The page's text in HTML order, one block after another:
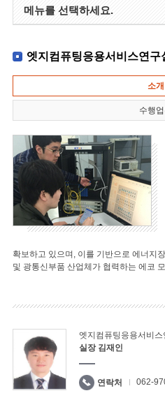
메뉴를 선택하세요.
엣지컴퓨팅응용서비스연구
소개
수행
확보하고 있으며, 이를 기반으로 에너지
및 광통신부품 산업체가 협력하는 에코
엣지컴퓨팅응용서비스
실장 김재인
연락처 062-